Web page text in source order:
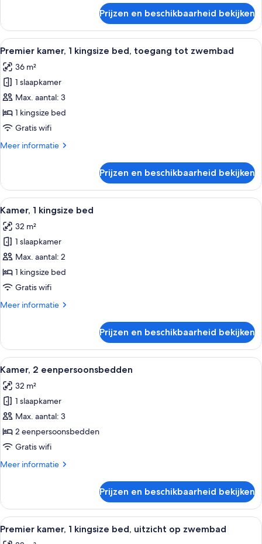
kamer,
eenpersoonsbedden,
Prijzen en beschikbaarheid bekijken
Alle
foto's
voor
Premier
kamer,
1
kingsize
toegang
laden
Een moderne hotelkamer met een
7
Premier kamer, 1 kingsize bed, toegang tot zwembad
36 m²
1 slaapkamer
Max. aantal: 3
1 kingsize bed
Gratis wifi
Meer informatie
Meer
kamer,
kingsize
toegang
tot
zwembad
Prijzen en beschikbaarheid bekijken
Alle
foto's
voor
Kamer,
1
kingsize
bed
Een hotelkamer met een groot bed,
5
Kamer, 1 kingsize bed
32 m²
1 slaapkamer
Max. aantal: 2
1 kingsize bed
Gratis wifi
Meer informatie
Meer
1
kingsize
bed
Prijzen en beschikbaarheid bekijken
Alle
foto's
voor
Kamer,
2
eenpersoonsbedden
laden
Hotelkamer met twee bedden, een
4
Kamer, 2 eenpersoonsbedden
32 m²
1 slaapkamer
Max. aantal: 3
2 eenpersoonsbedden
Gratis wifi
Meer informatie
Meer
2
eenpersoonsbedden
Prijzen en beschikbaarheid bekijken
Alle
foto's
Een hotelkamer met een groot bed,
8
Premier kamer, 1 kingsize bed, uitzicht op zwembad